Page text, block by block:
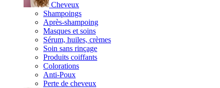
Cheveux
Shampoings
Après-shampoing
Masques et soins
Sérum, huiles, crèmes
Soin sans rinçage
Produits coiffants
Colorations
Anti-Poux
Perte de cheveux